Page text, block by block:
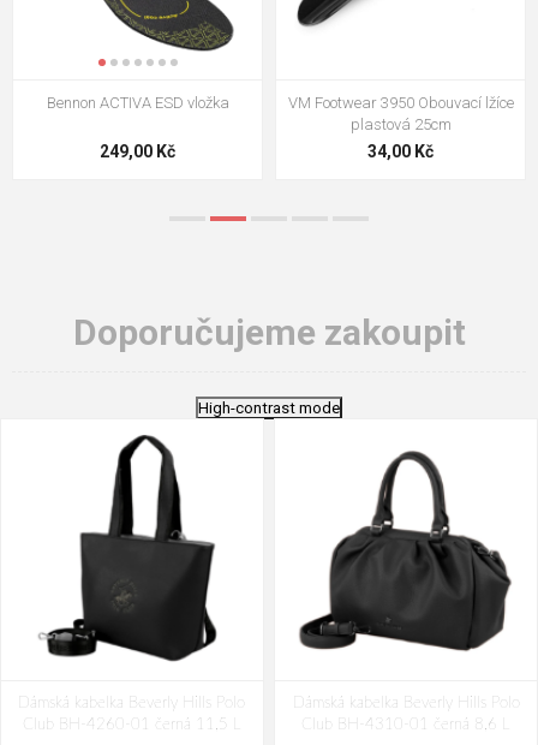
VM Footwear 3009 Vkládací stélka
124,00 Kč
VM Footwear 3102 Tkaničky
ploché
18,70 Kč
Doporučujeme zakoupit
High-contrast mode
Dámská kabelka Beverly Hills Polo
Club BH-4260-01 černá 11,5 L
Dámská kabelka Beverly Hills Polo
Club BH-4310-01 černá 8,6 L